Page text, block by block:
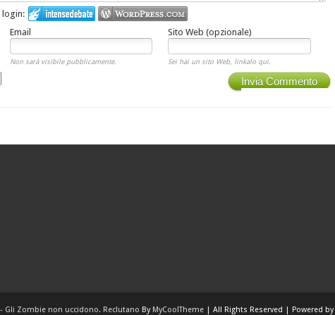
login:
Email Sito Web (opzionale)
Non sarà visibile pubblicamente. Sei hai un sito Web, linkalo qui.
Invia Commento
- Gli Zombie non uccidono. Reclutano By MyCoolTheme| All Rights Reserved | Powered by